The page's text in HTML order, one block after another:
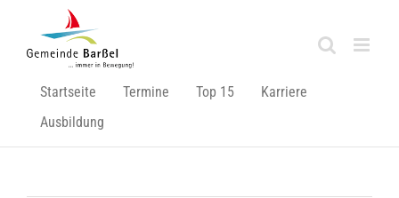
springen
Startseite Termine Top 15
Karriere
Ausbildung